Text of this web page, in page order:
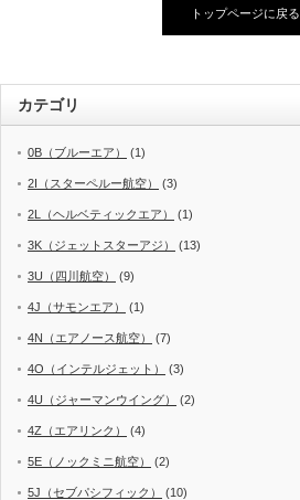
トップページに戻る
カテゴリ
0B（ブルーエア） (1)
2I（スターペルー航空） (3)
2L（ヘルベティックエア） (1)
3K（ジェットスターアジ） (13)
3U（四川航空） (9)
4J（サモンエア） (1)
4N（エアノース航空） (7)
4O（インテルジェット） (3)
4U（ジャーマンウイング） (2)
4Z（エアリンク） (4)
5E（ノックミニ航空） (2)
5J（セブパシフィック） (10)